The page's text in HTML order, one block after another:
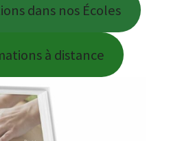
dans nos Écoles
à distance